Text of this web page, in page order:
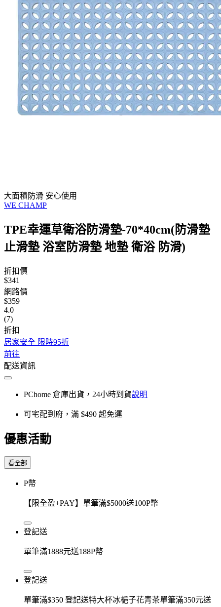
大面積防滑 安心使用
WE CHAMP
TPE幸運草衛浴防滑墊-70*40cm(防滑墊
止滑墊 浴室防滑墊 地墊 衛浴 防滑)
折扣價
$341
網路價
$359
4.0
(7)
折扣
居家安全 限時95折
前往
配送資訊
PChome 倉庫出貨，24小時到貨說明
可宅配到府，滿 $490 起免運
優惠活動
看全部
P幣
【限全盈+PAY】單筆滿$5000送100P幣
登記送
單筆滿1888元送188P幣
登記送
單筆滿$350 登記送特大杯冰梔子花青茶單筆滿350元送